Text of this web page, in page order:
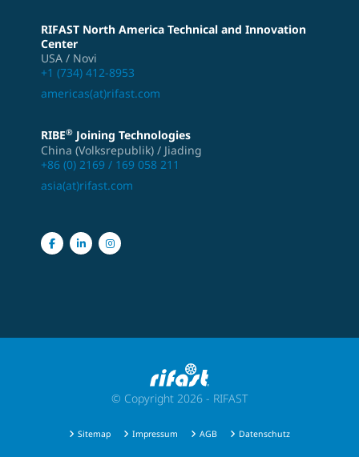
RIFAST North America Technical and Innovation
Center
USA / Novi
+1 (734) 412-8953
americas(at)rifast.com
RIBE® Joining Technologies
China (Volksrepublik) / Jiading
+86 (0) 2169 / 169 058 211
asia(at)rifast.com
© Copyright 2026 - RIFAST
Sitemap Impressum AGB Datenschutz